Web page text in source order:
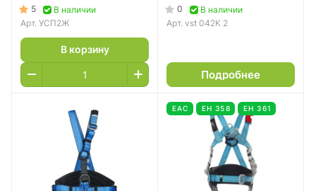
5
В наличии
Арт. УСП2Ж
В корзину
0
В наличии
Арт. vst 042K 2
Подробнее
EAC ЕН 358 ЕН 361